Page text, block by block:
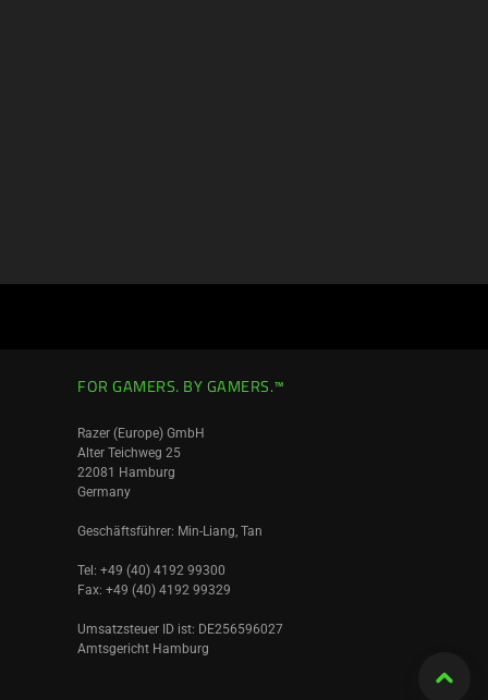
FOR GAMERS. BY GAMERS.™
Razer (Europe) GmbH
Alter Teichweg 25
22081 Hamburg
Germany
Geschäftsführer: Min-Liang, Tan
Tel: +49 (40) 4192 99300
Fax: +49 (40) 4192 99329
Umsatzsteuer ID ist: DE256596027
Amtsgericht Hamburg